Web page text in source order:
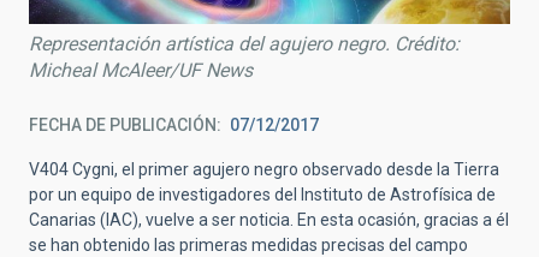
Representación artística del agujero negro. Crédito:
Micheal McAleer/UF News
FECHA DE PUBLICACIÓN 07/12/2017
V404 Cygni, el primer agujero negro observado desde la Tierra
por un equipo de investigadores del Instituto de Astrofísica de
Canarias (IAC), vuelve a ser noticia. En esta ocasión, gracias a él
se han obtenido las primeras medidas precisas del campo